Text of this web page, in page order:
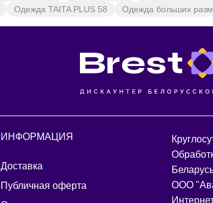
Одежда TAITA PLUS 58 Одежда больших
ИНФОРМАЦИЯ
Доставка
Публичная оферта
ООО